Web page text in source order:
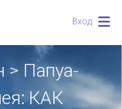
Вход
> Папуа-
КАК